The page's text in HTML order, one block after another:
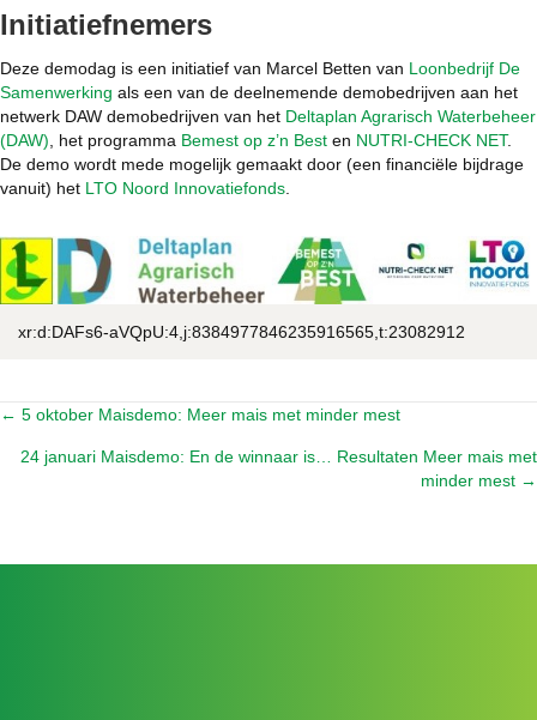
Initiatiefnemers
Deze demodag is een initiatief van Marcel Betten van Loonbedrijf De
Samenwerking als een van de deelnemende demobedrijven aan het
netwerk DAW demobedrijven van het Deltaplan Agrarisch Waterbeheer
(DAW) , het programma Bemest op z’n Best en NUTRI-CHECK NET.
De demo wordt mede mogelijk gemaakt door (een financiële bijdrage
vanuit) het LTO Noord Innovatiefonds
xr:d:DAFs6-aVQpU:4,j:8384977846235916565,t:23082912
Posts
navigation
← 5 oktober Maisdemo: Meer mais met minder mest
24 januari Maisdemo: En de winnaar is… Resultaten Meer mais met
minder mest →